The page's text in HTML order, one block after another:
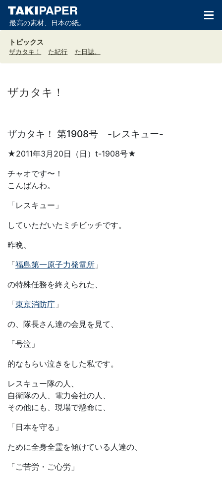
最高の素材、日本の紙。
トピックス
ザカタキ！ た紀行 た日誌。
ザカタキ！
ザカタキ！ 第1908号 -レスキュー-
★2011年3月20日（日）t-1908号★
チャオです〜！
こんばんわ。
「レスキュー」
していただいたミチビッチです。
昨晩、
「福島第一原子力発電所 」
の特殊任務を終えられた、
「東京消防庁 」
の、隊長さん達の会見を見て、
「号泣」
的なもらい泣きをした私です。
レスキュー隊の人、
自衛隊の人、電力会社の人、
その他にも、現場で懸命に、
「日本を守る」
ために全身全霊を傾けている人達の、
「ご苦労・ご心労」